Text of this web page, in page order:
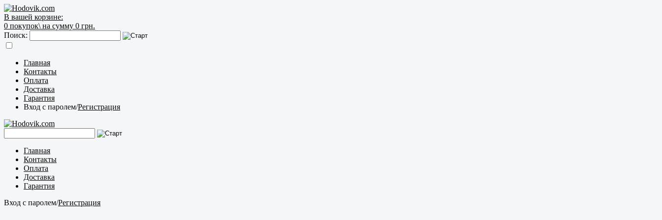
В вашей корзине:
0 покупок\ на сумму 0 грн.
Поиск:
Главная
Контакты
Оплата
Доставка
Гарантия
Вход с паролем/Регистрация
Главная
Контакты
Оплата
Доставка
Гарантия
Вход с паролем/Регистрация